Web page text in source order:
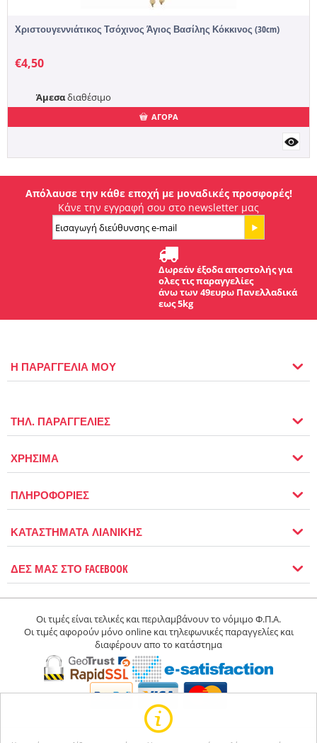
Χριστουγεννιάτικος Τσόχινος Άγιος Βασίλης Κόκκινος (30cm)
€4,50
Άμεσαδιαθέσιμο
ΑΓΟΡΑ
Απόλαυσε την κάθε εποχή με μοναδικές προσφορές!
Κάνε την εγγραφή σου στο newsletter μας
Δωρεάν έξοδα αποστολής για
ολες τις παραγγελίες
άνω των 49ευρω Πανελλαδικά
εως 5kg
Η ΠΑΡΑΓΓΕΛΙΑ ΜΟΥ
ΤΗΛ. ΠΑΡΑΓΓΕΛΙΕΣ
ΧΡΗΣΙΜΑ
ΠΛΗΡΟΦΟΡΙΕΣ
ΚΑΤΑΣΤΗΜΑΤΑ ΛΙΑΝΙΚΗΣ
ΔΕΣ ΜΑΣ ΣΤΟ FACEBOOK
Οι τιμές είναι τελικές και περιλαμβάνουν το νόμιμο Φ.Π.Α.
Οι τιμές αφορούν μόνο online και τηλεφωνικές παραγγελίες και
διαφέρουν απο το κατάστημα